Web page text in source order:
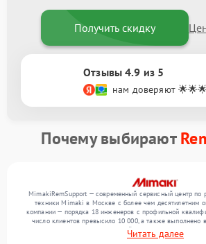
Получить скидку
Отзывы 4.9 из 5
нам доверяют
Почему выбирают
MimakiRemSupport — современный сервисный центр по
техники Mimaki в Москве с более чем десятилетним
компании — порядка 18 инженеров с профильной
число клиентов превысило 10 000, а также выполнено
ремонтов. Ежемесячно в сервисный центр поступает от
устраняем поломки любой сложности и поддерживаем
Читать далее